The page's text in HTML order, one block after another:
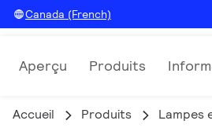
Canada (French)
Aperçu Produits
Accueil Produits Lampes